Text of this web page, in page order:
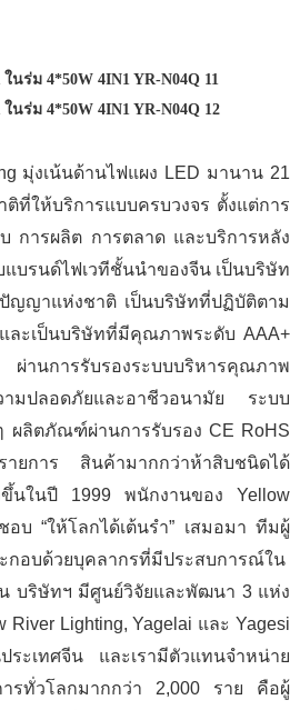
มุ่งเน้นด้านไฟแผง LED มานาน 21
ติที่ให้บริการแบบครบวงจร ตั้งแต่การ
การผลิต การตลาด และบริการหลัง
บรนด์ไฟเวทีชั้นนำของจีน เป็นบริษัท
ญญาแห่งชาติ เป็นบริษัทที่ปฏิบัติตาม
ะเป็นบริษัทที่มีคุณภาพระดับ AAA+
นการรับรองระบบบริหารคุณภาพ
ามปลอดภัยและอาชีวอนามัย ระบบ
ผลิตภัณฑ์ผ่านการรับรอง CE RoHS
ายการ สินค้ามากกว่าห้าสิบชนิดได้
ขึ้นในปี 1999 พนักงานของ Yellow
บ “ให้โลกได้เต้นรำ” เสมอมา ทีมผู้
กอบด้วยบุคลากรที่มีประสบการณ์ใน
บริษัทฯ มีศูนย์วิจัยและพัฒนา 3 แห่ง
Lighting, Yagelai และ Yagesi
ะเทศจีน และเรามีตัวแทนจำหน่าย
ารทั่วโลกมากกว่า 2,000 ราย คือผู้